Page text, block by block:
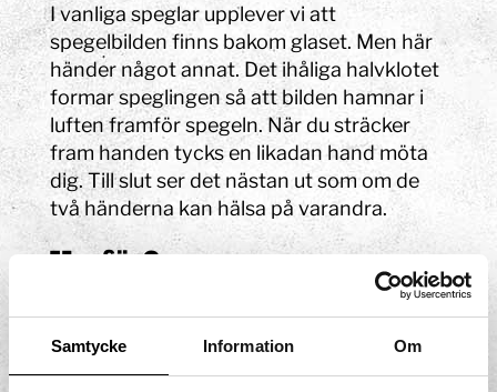
Samtycke Information Om
I vanliga speglar upplever vi att
spegelbilden finns bakom glaset. Men här
händer något annat. Det ihåliga halvklotet
formar speglingen så att bilden hamnar i
luften framför spegeln. När du sträcker
fram handen tycks en likadan hand möta
dig. Till slut ser det nästan ut som om de
två händerna kan hälsa på varandra.
Varför?
Spegelns form lurar våra ögon. Ljuset
studsar på ett sätt som gör att hjärnan
placerar bilden där den egentligen inte